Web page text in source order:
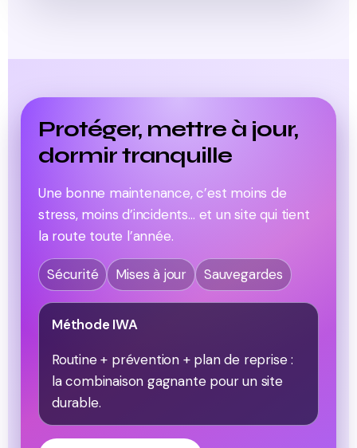
Protéger, mettre à jour,
dormir tranquille
Une bonne maintenance, c’est moins de
stress, moins d’incidents… et un site qui tient
la route toute l’année.
Sécurité Mises à jour Sauvegardes
Méthode IWA
Routine + prévention + plan de reprise :
la combinaison gagnante pour un site
durable.